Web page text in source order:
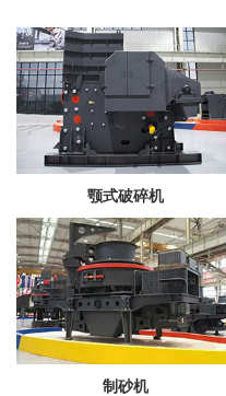
颚式破碎机
制砂机